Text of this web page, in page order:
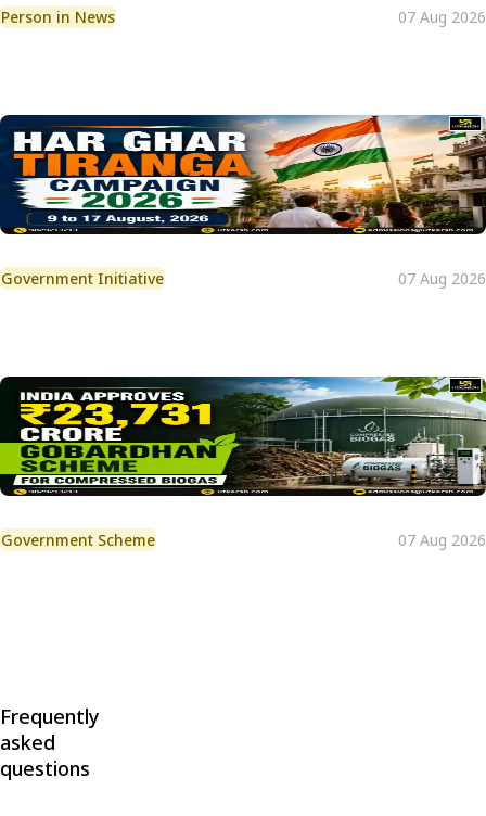
Person in News 07 Aug 2026
Government Initiative 07 Aug 2026
Government Scheme 07 Aug 2026
Frequently
asked
questions